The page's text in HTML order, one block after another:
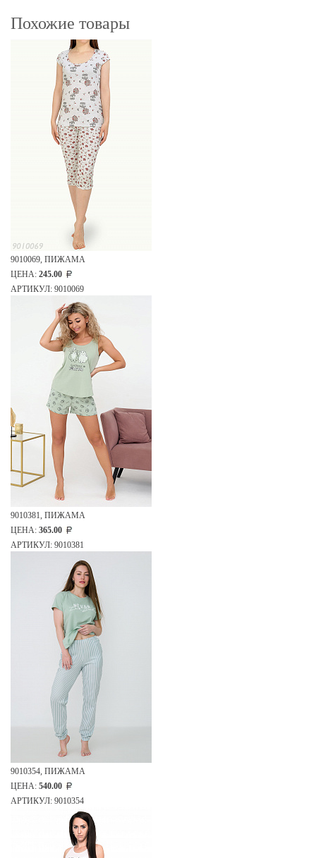
Похожие товары
9010069, ПИЖАМА
ЦЕНА: 245.00
АРТИКУЛ: 9010069
9010381, ПИЖАМА
ЦЕНА: 365.00
АРТИКУЛ: 9010381
9010354, ПИЖАМА
ЦЕНА: 540.00
АРТИКУЛ: 9010354